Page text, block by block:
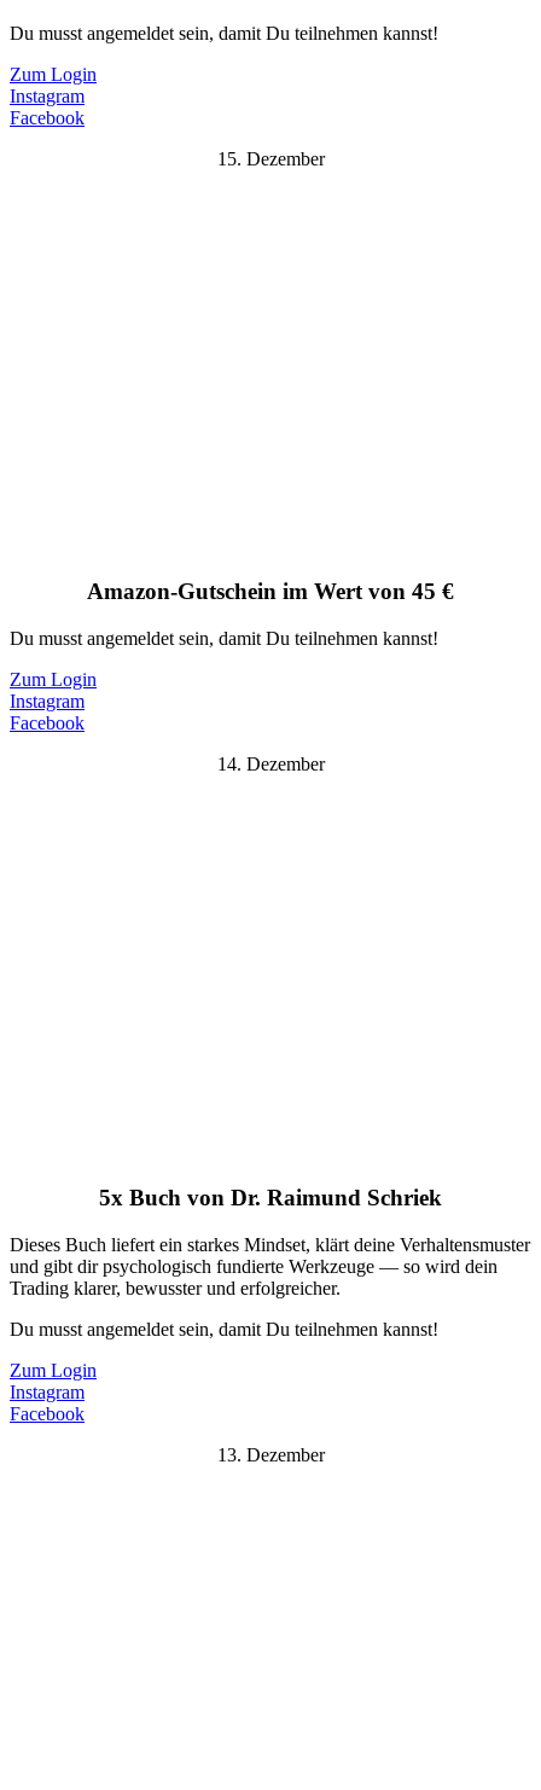
Du musst angemeldet sein, damit Du teilnehmen kannst!
Zum Login
Instagram
Facebook
15. Dezember
Amazon-Gutschein im Wert von 45 €
Du musst angemeldet sein, damit Du teilnehmen kannst!
Zum Login
Instagram
Facebook
14. Dezember
5x Buch von Dr. Raimund Schriek
Dieses Buch liefert ein starkes Mindset, klärt deine Verhaltensmuster
und gibt dir psychologisch fundierte Werkzeuge — so wird dein
Trading klarer, bewusster und erfolgreicher.
Du musst angemeldet sein, damit Du teilnehmen kannst!
Zum Login
Instagram
Facebook
13. Dezember